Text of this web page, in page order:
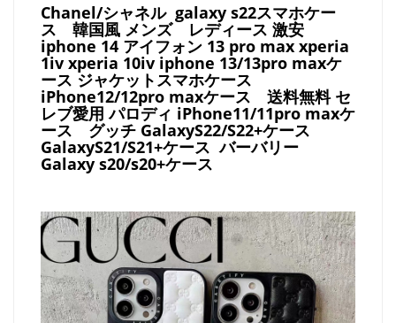
Chanel/シャネル galaxy s22スマホケー
ス 韓国風 メンズ レディース 激安
iphone 14 アイフォン 13 pro max xperia
1iv xperia 10iv iphone 13/13pro maxケ
ース ジャケットスマホケース
iPhone12/12pro maxケース 送料無料 セ
レブ愛用 パロディ iPhone11/11pro maxケ
ース グッチ GalaxyS22/S22+ケース
GalaxyS21/S21+ケース バーバリー
Galaxy s20/s20+ケース